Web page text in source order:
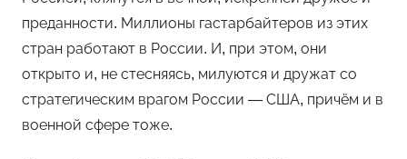
преданности. Миллионы гастарбайтеров из этих
стран работают в России. И, при этом, они
открыто и, не стесняясь, милуются и дружат со
стратегическим врагом России — США, причём и в
военной сфере тоже.